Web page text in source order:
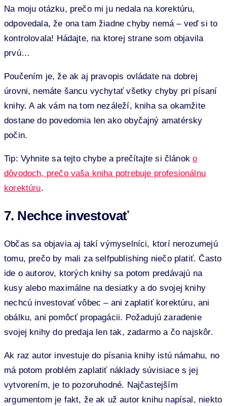
Na moju otázku, prečo mi ju nedala na korektúru,
odpovedala, že ona tam žiadne chyby nemá – veď si to
kontrolovala! Hádajte, na ktorej strane som objavila
prvú…
Poučením je, že ak aj pravopis ovládate na dobrej
úrovni, nemáte šancu vychytať všetky chyby pri písaní
knihy. A ak vám na tom nezáleží, kniha sa okamžite
dostane do povedomia len ako obyčajný amatérsky
počin.
Tip: Vyhnite sa tejto chybe a prečítajte si článoko
dôvodoch, prečo vaša kniha potrebuje profesionálnu
korektúru.
7. Nechce investovať
Občas sa objavia aj takí výmyselníci, ktorí nerozumejú
tomu, prečo by mali za selfpublishing niečo platiť. Často
ide o autorov, ktorých knihy sa potom predávajú na
kusy alebo maximálne na desiatky a do svojej knihy
nechcú investovať vôbec – ani zaplatiť korektúru, ani
obálku, ani pomôcť propagácii. Požadujú zaradenie
svojej knihy do predaja len tak, zadarmo a čo najskôr.
Ak raz autor investuje do písania knihy istú námahu, no
má potom problém zaplatiť náklady súvisiace s jej
vytvorením, je to pozoruhodné. Najčastejším
argumentom je fakt, že ak už autor knihu napísal, niekto